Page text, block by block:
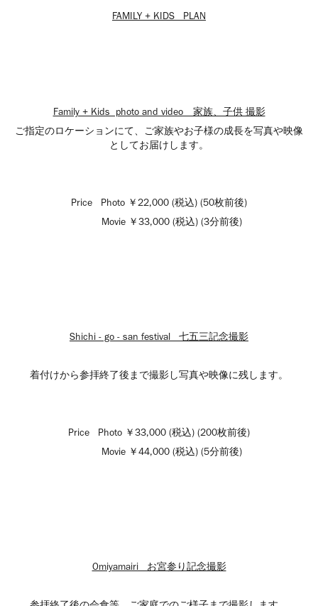
FAMILY + KIDS PLAN
Family + Kids photo and video 家族、子供 撮影
ご指定のロケーションにて、ご家族やお子様の成長を写真や映像
としてお届けします。
Price Photo ￥22,000 (税込) (50枚前後)
Movie ￥33,000 (税込) (3分前後)
Shichi - go - san festival 七五三記念撮影
着付けから参拝終了後まで撮影し写真や映像に残します。
Price Photo ￥33,000 (税込) (200枚前後)
Movie ￥44,000 (税込) (5分前後)
Omiyamairi お宮参り記念撮影